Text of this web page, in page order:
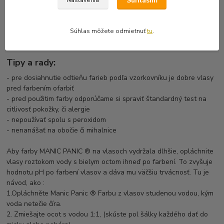
známka podráždenia, môžete farbu bez problémov použiť.
Ak chcete zabrániť blednutiu farby, uistite sa, že sú vlasy pred
Tipy a rady:
- pre dosiahnutie odtieňu farieb podľa vzorkovníku je dobre vlasy
pred farbením ofarbiť
- pred použitim farby odporúčame si spraviť štandardný test na
citlivosť pokožky, či alergie
- nepoužívať spolu s peroxidom
- nenanášať na obočie či mihalnice
Aby farby MANIC PANIC ® na vlasoch vydržala dlhšie, opláchnite
vlasy roztokom vody s bielym octom ihneď po farbení. To zvyšuje
hodnotu pH po farbení vlasov a dáva mu väčšiu trvácnosť. Tu je
návod, ako :
1.Opláchněte Manic Panic ® Farbu z vlasov studenou vodou, kým
voda netečie číra.
2. Zmiešajte ocot s vodou 1:1, (skúste pol šálky každého dať do
Súhlas môžete odmietnuťtu.